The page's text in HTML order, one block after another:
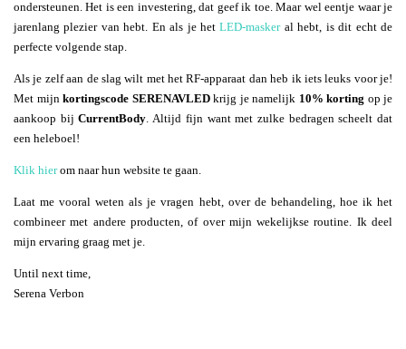
ondersteunen. Het is een investering, dat geef ik toe. Maar wel eentje waar je
jarenlang plezier van hebt. En als je hetLED-maskeral hebt, is dit echt de
perfecte volgende stap.
Als je zelf aan de slag wilt met het RF-apparaat dan heb ik iets leuks voor je!
Met mijn kortingscode SERENAVLEDkrijg je namelijk 10% korting op je
aankoop bijCurrentBody. Altijd fijn want met zulke bedragen scheelt dat
een heleboel!
Klik hierom naar hun website te gaan.
Laat me vooral weten als je vragen hebt, over de behandeling, hoe ik het
combineer met andere producten, of over mijn wekelijkse routine. Ik deel
mijn ervaring graag met je.
Until next time,
Serena Verbon